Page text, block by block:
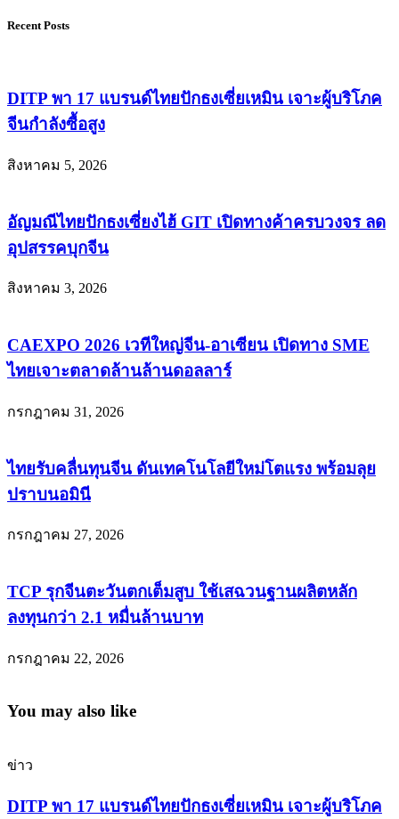
Recent Posts
DITP พา 17 แบรนด์ไทยปักธงเซี่ยเหมิน เจาะผู้บริโภค
จีนกำลังซื้อสูง
สิงหาคม 5, 2026
อัญมณีไทยปักธงเซี่ยงไฮ้ GIT เปิดทางค้าครบวงจร ลด
อุปสรรคบุกจีน
สิงหาคม 3, 2026
CAEXPO 2026 เวทีใหญ่จีน-อาเซียน เปิดทาง SME
ไทยเจาะตลาดล้านล้านดอลลาร์
กรกฎาคม 31, 2026
ไทยรับคลื่นทุนจีน ดันเทคโนโลยีใหม่โตแรง พร้อมลุย
ปราบนอมินี
กรกฎาคม 27, 2026
TCP รุกจีนตะวันตกเต็มสูบ ใช้เสฉวนฐานผลิตหลัก
ลงทุนกว่า 2.1 หมื่นล้านบาท
กรกฎาคม 22, 2026
You may also like
ข่าว
DITP พา 17 แบรนด์ไทยปักธงเซี่ยเหมิน เจาะผู้บริโภค